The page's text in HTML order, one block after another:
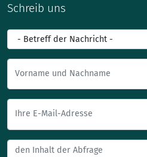
Schreib uns
Vorname und Nachname
Ihre E-Mail-Adresse